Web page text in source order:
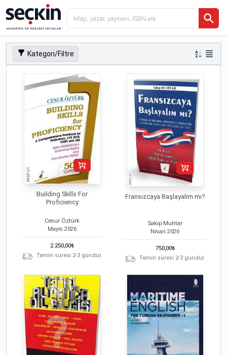
Kategori/Filtre
Building Skills For
Proficiency
Cesur Öztürk
Mayıs 2026
2.250,00₺
Temin süresi 2-3 gündür.
Fransızcaya Başlayalım mı?
Sakıp Muhtar
Nisan 2026
750,00₺
Temin süresi 2-3 gündür.